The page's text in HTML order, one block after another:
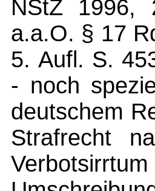
NStZ 1996,
a.a.O. § 17
5. Aufl. S.
- noch
deutschem
Strafrecht